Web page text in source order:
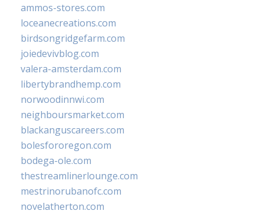
ammos-stores.com
loceanecreations.com
birdsongridgefarm.com
joiedevivblog.com
valera-amsterdam.com
libertybrandhemp.com
norwoodinnwi.com
neighboursmarket.com
blackanguscareers.com
bolesfororegon.com
bodega-ole.com
thestreamlinerlounge.com
mestrinorubanofc.com
novelatherton.com